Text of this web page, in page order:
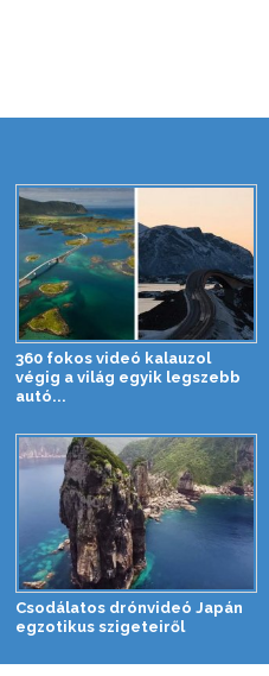
360 fokos videó kalauzol
végig a világ egyik legszebb
autó...
Csodálatos drónvideó Japán
egzotikus szigeteiről